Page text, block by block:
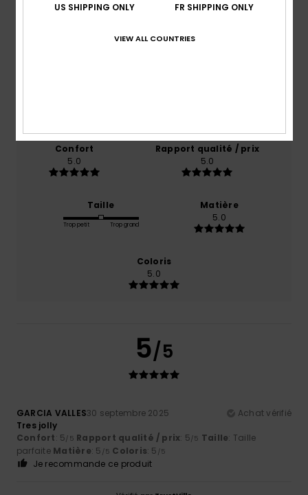
5.0
Confort
5.0
Rapport qualité / prix
5.0
Taille
Trop petit Trop grand
Matière
5.0
Coloris
5.0
5/5
GARCIA VALLES30 septembre 2025
Achat vérifié
Tres jolly
Confort: 5/5 Rapport qualité / prix: 5/5 Taille: Taille
parfaite Matière: 5 /5 Coloris: 5 /5
Je recommande ce produit
US SHIPPING ONLY FR SHIPPING ONLY
VIEW ALL COUNTRIES